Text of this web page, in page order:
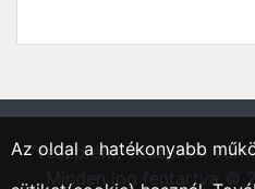
"Veszprém, Veszprém
Minden jog fentartva ©
Az oldal a hatékonyabb